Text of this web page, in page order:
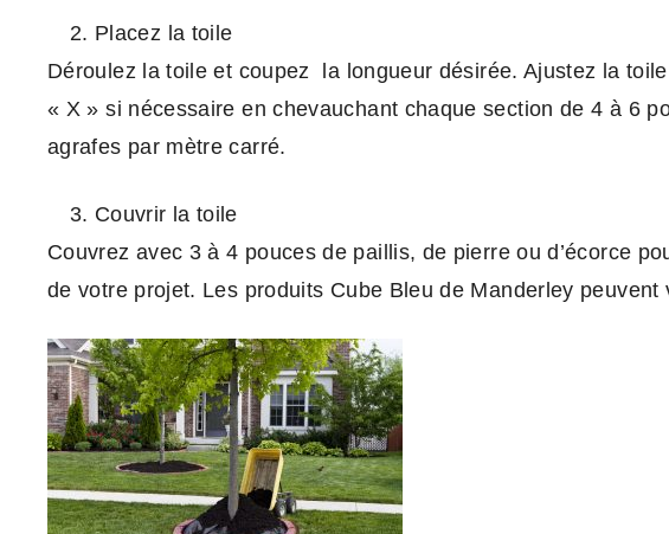
Placez la toile
Déroulez la toile et coupez la longueur désirée. Ajustez la
« X » si nécessaire en chevauchant chaque section de 4 à 6
agrafes par mètre carré.
Couvrir la toile
Couvrez avec 3 à 4 pouces de paillis, de pierre ou d’écorce
de votre projet. Les produits Cube Bleu de Manderley